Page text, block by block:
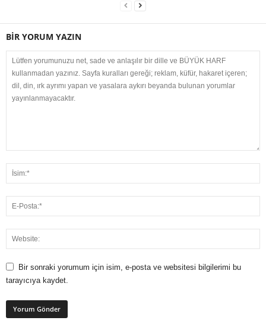
BİR YORUM YAZIN
Bir sonraki yorumum için isim, e-posta ve websitesi bilgilerimi bu
tarayıcıya kaydet.